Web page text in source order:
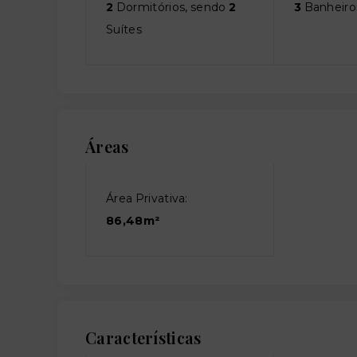
2 Dormitórios, sendo 2
Suítes
3
Áreas
Área Privativa:
86,48m²
Características